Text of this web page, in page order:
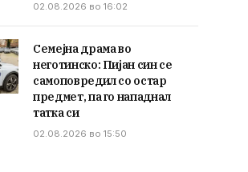
02.08.2026 во 16:02
Семејна драма во
неготинско: Пијан син се
самоповредил со остар
предмет, па го нападнал
татка си
02.08.2026 во 15:50